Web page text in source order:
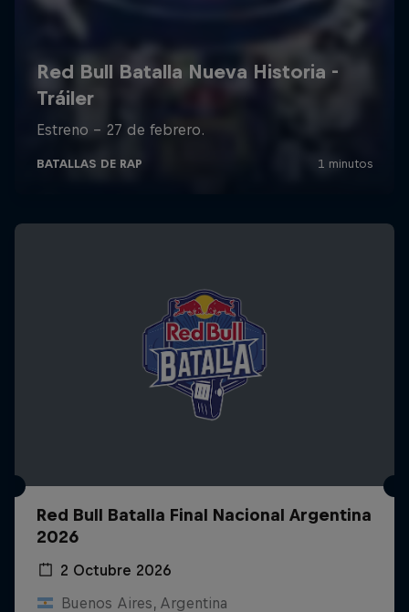
Red Bull Batalla Final Nacional Argentina
2026
2 Octubre 2026
Buenos Aires, Argentina